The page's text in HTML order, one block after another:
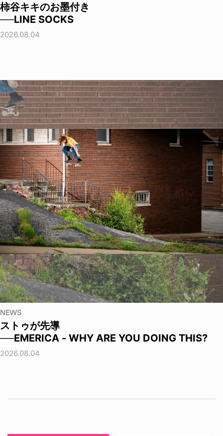
柿谷キキのお墨付き
──LINE SOCKS
2026.08.04
NEWS
ストゥが先導
──EMERICA - WHY ARE YOU DOING THIS?
2026.08.04